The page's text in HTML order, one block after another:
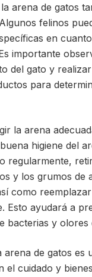
arena de gatos
felinos
en
importante
del gato y
para
la arena
higiene del
regularmente,
y los grumos de
como
Esto ayudará a
bacterias y olores
arena de gatos es
el cuidado y